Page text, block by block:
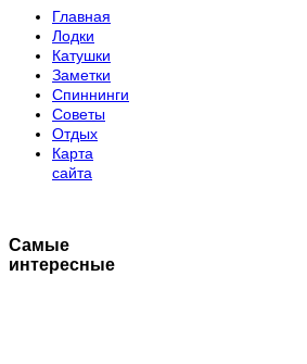
Главная
Лодки
Катушки
Заметки
Спиннинги
Советы
Отдых
Карта
сайта
Самые
интересные